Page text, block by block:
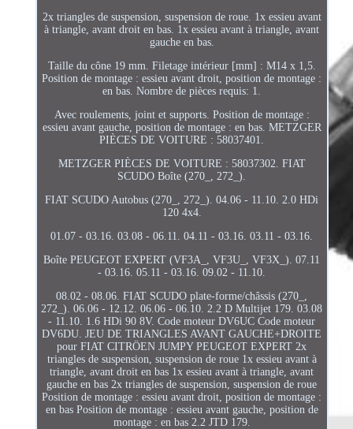
2x triangles de suspension, suspension de roue. 1x essieu avant
à triangle, avant droit en bas. 1x essieu avant à triangle, avant
gauche en bas.
Taille du cône 19 mm. Filetage intérieur [mm] : M14 x 1,5.
Position de montage : essieu avant droit, position de montage :
en bas. Nombre de pièces requis: 1.
Avec roulements, joint et supports. Position de montage :
essieu avant gauche, position de montage : en bas. METZGER
PIÈCES DE VOITURE : 58037401.
METZGER PIÈCES DE VOITURE : 58037302. FIAT
SCUDO Boîte (270_, 272_).
FIAT SCUDO Autobus (270_, 272_). 04.06 - 11.10. 2.0 HDi
120 4x4.
01.07 - 03.16. 03.08 - 06.11. 04.11 - 03.16. 03.11 - 03.16.
Boîte PEUGEOT EXPERT (VF3A_, VF3U_, VF3X_). 07.11
- 03.16. 05.11 - 03.16. 09.02 - 11.10.
08.02 - 08.06. FIAT SCUDO plate-forme/châssis (270_,
272_). 06.06 - 12.12. 06.06 - 06.10. 2.2 D Multijet 179. 03.08
- 11.10. 1.6 HDi 90 8V. Code moteur DV6UC Code moteur
DV6DU. JEU DE TRIANGLES AVANT GAUCHE+DROITE
pour FIAT CITRÖEN JUMPY PEUGEOT EXPERT 2x
triangles de suspension, suspension de roue 1x essieu avant à
triangle, avant droit en bas 1x essieu avant à triangle, avant
gauche en bas 2x triangles de suspension, suspension de roue
Position de montage : essieu avant droit, position de montage :
en bas Position de montage : essieu avant gauche, position de
montage : en bas 2.2 JTD 179.